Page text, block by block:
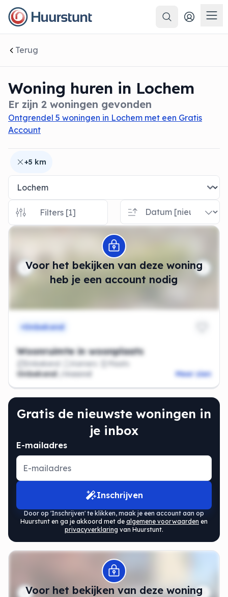
Zoeken
Terug
Woning huren in Lochem
Er zijn 2 woningen gevonden
Ontgrendel 5 woningen in Lochem met een Gratis
Account
sluiten
+5 km
Filters [1]
Voor het bekijken van deze woning
heb je een account nodig
Modal openen
Onbekend
Woonruimte in woonplaats
Onbekend Kamers
Plaats
Onbekend
/maand Meer zien
Gratis de nieuwste woningen in
je inbox
E-mailadres
Inschrijven
Door op 'Inschrijven' te klikken, maak je een account aan op
Huurstunt en ga je akkoord met de algemene voorwaarden en
privacyverklaring van Huurstunt.
Voor het bekijken van deze woning
Modal openen